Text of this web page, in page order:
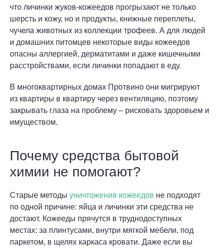
что личинки жуков-кожеедов прогрызают не только
шерсть и кожу, но и продукты, книжные переплеты,
чучела животных из коллекции трофеев. А для людей
и домашних питомцев некоторые виды кожеедов
опасны аллергией, дерматитами и даже кишечными
расстройствами, если личинки попадают в еду.
В многоквартирных домах Протвино они мигрируют
из квартиры в квартиру через вентиляцию, поэтому
закрывать глаза на проблему – рисковать здоровьем и
имуществом.
Почему средства бытовой
химии не помогают?
Старые методы уничтожения кожеедов не подходят
по одной причине: яйца и личинки эти средства не
достают. Кожееды прячутся в труднодоступных
местах: за плинтусами, внутри мягкой мебели, под
паркетом, в щелях каркаса кровати. Даже если вы